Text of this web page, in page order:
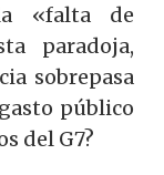
«falta de
paradoja,
sobrepasa
público
del G7?